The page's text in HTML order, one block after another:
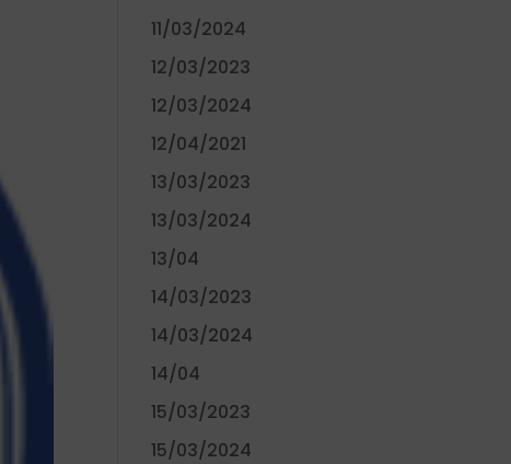
11/03/2024
12/03/2023
12/03/2024
12/04/2021
13/03/2023
13/03/2024
13/04
14/03/2023
14/03/2024
14/04
15/03/2023
15/03/2024